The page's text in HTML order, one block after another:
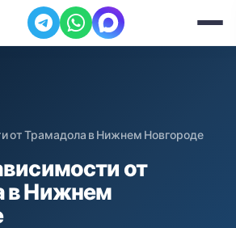
от Трамадола в Нижнем Новгороде
от
в Нижнем